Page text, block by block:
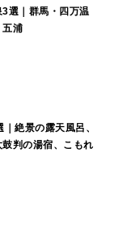
選｜群馬・四万温
五浦
絶景の露天風呂、
判の湯宿、こもれ